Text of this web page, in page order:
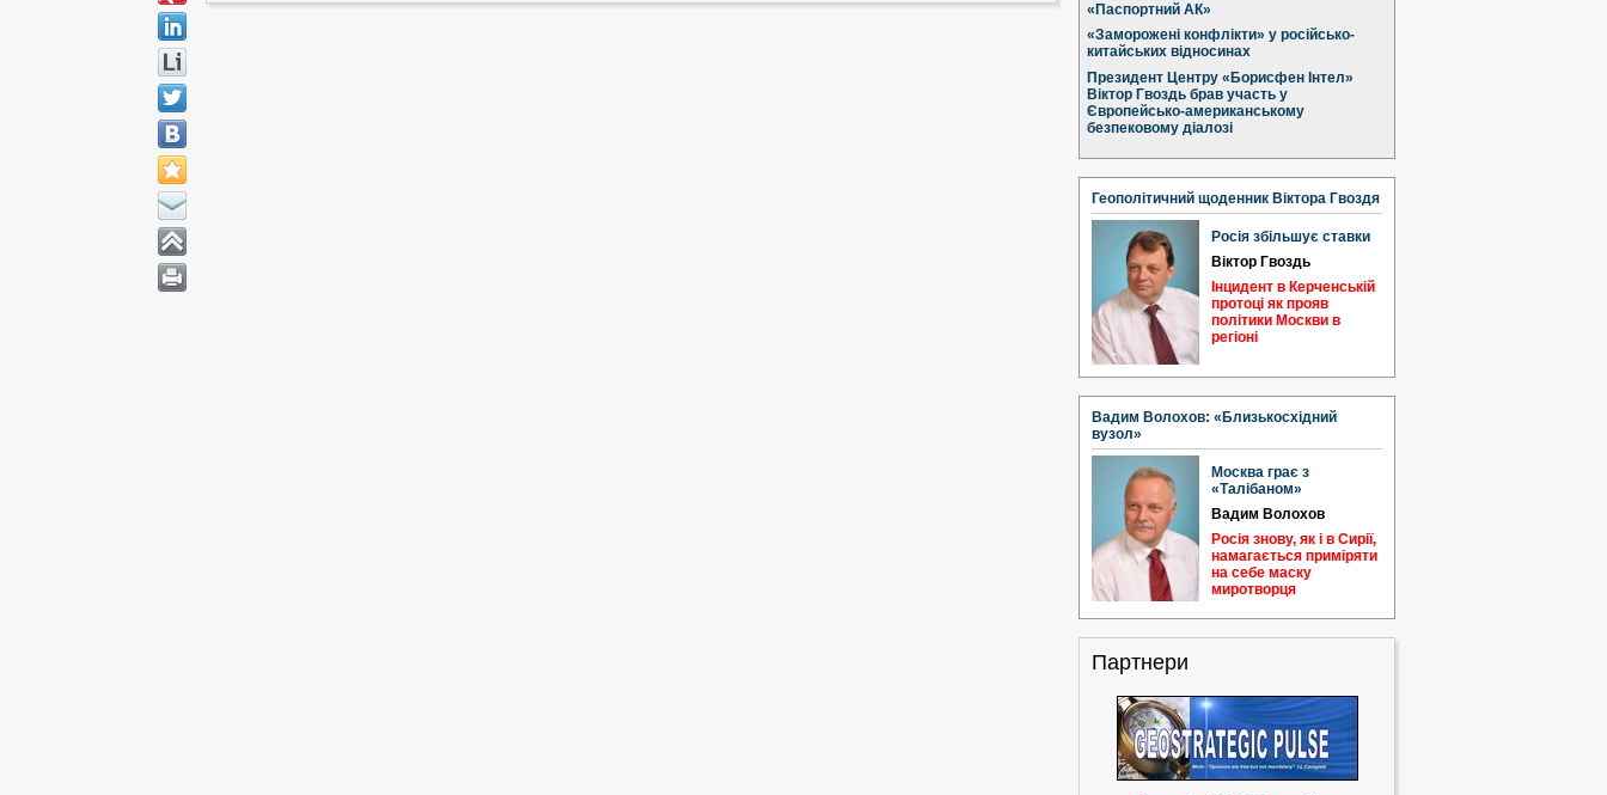
«Паспортний АК»
«Заморожені конфлікти» у російсько-
китайських відносинах
Президент Центру «Борисфен Інтел»
Віктор Гвоздь брав участь у
Європейсько-американському
безпековому діалозі
Геополітичний щоденник Віктора Гвоздя
Росія збільшує ставки
Віктор Гвоздь
Інцидент в Керченській
протоці як прояв
політики Москви в
регіоні
Вадим Волохов: «Близькосхідний
вузол»
Москва грає з
«Талібаном»
Вадим Волохов
Росія знову, як і в Сирії,
намагається приміряти
на себе маску
миротворця
Партнери